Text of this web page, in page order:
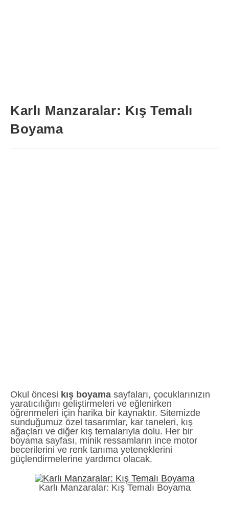
Karlı Manzaralar: Kış Temalı
Boyama
Okul öncesi kış boyama sayfaları, çocuklarınızın
yaratıcılığını geliştirmeleri ve eğlenirken
öğrenmeleri için harika bir kaynaktır. Sitemizde
sunduğumuz özel tasarımlar, kar taneleri, kış
ağaçları ve diğer kış temalarıyla dolu. Her bir
boyama sayfası, minik ressamların ince motor
becerilerini ve renk tanıma yeteneklerini
güçlendirmelerine yardımcı olacak.
Karlı Manzaralar: Kış Temalı Boyama